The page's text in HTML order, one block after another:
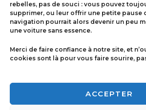
rebelles, pas de souci : vous pouvez
supprimer, ou leur offrir une petite pause
navigation pourrait alors devenir un peu
une voiture sans essence.
Merci de faire confiance à notre site, et
cookies sont là pour vous faire sourire,
ACCEPTER
Politique de cookies